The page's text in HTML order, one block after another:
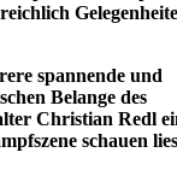
spannende und
Belange des
Christian Redl
schauen